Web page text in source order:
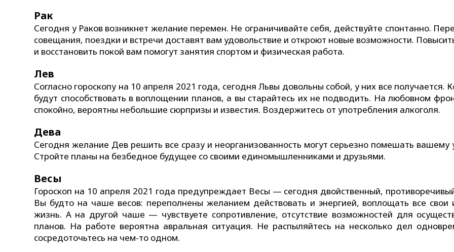
Рак
Сегодня у Раков возникнет желание перемен. Не ограничивайте себя, действуйте спонтанно.
совещания, поездки и встречи доставят вам удовольствие и откроют новые возможности.
и восстановить покой вам помогут занятия спортом и физическая работа.
Лев
Согласно гороскопу на 10 апреля 2021 года, сегодня Львы довольны собой, у них все получается.
будут способствовать в воплощении планов, а вы старайтесь их не подводить. На любовном
спокойно, вероятны небольшие сюрпризы и известия. Воздержитесь от употребления алкоголя.
Дева
Сегодня желание Дев решить все сразу и неорганизованность могут серьезно помешать вашему
Стройте планы на безбедное будущее со своими единомышленниками и друзьями.
Весы
Гороскоп на 10 апреля 2021 года предупреждает Весы — сегодня двойственный,
Вы будто на чаше весов: переполнены желанием действовать и энергией, воплощать все свои
жизнь. А на другой чаше — чувствуете сопротивление, отсутствие возможностей для
планов. На работе вероятна авральная ситуация. Не распыляйтесь на несколько дел
сосредоточьтесь на чем-то одном.